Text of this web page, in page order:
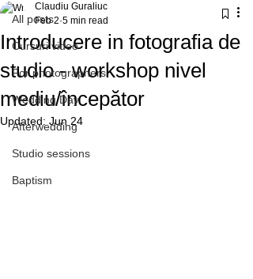
All posts
Cursuri video
For photographers
Wedding Day
Afterwedding
Studio sessions
Baptism
Introducere in fotografia de
studio - workshop nivel
mediu/începător
Claudiu Guraliuc
Feb 2 5 min read
Updated: Jun 24